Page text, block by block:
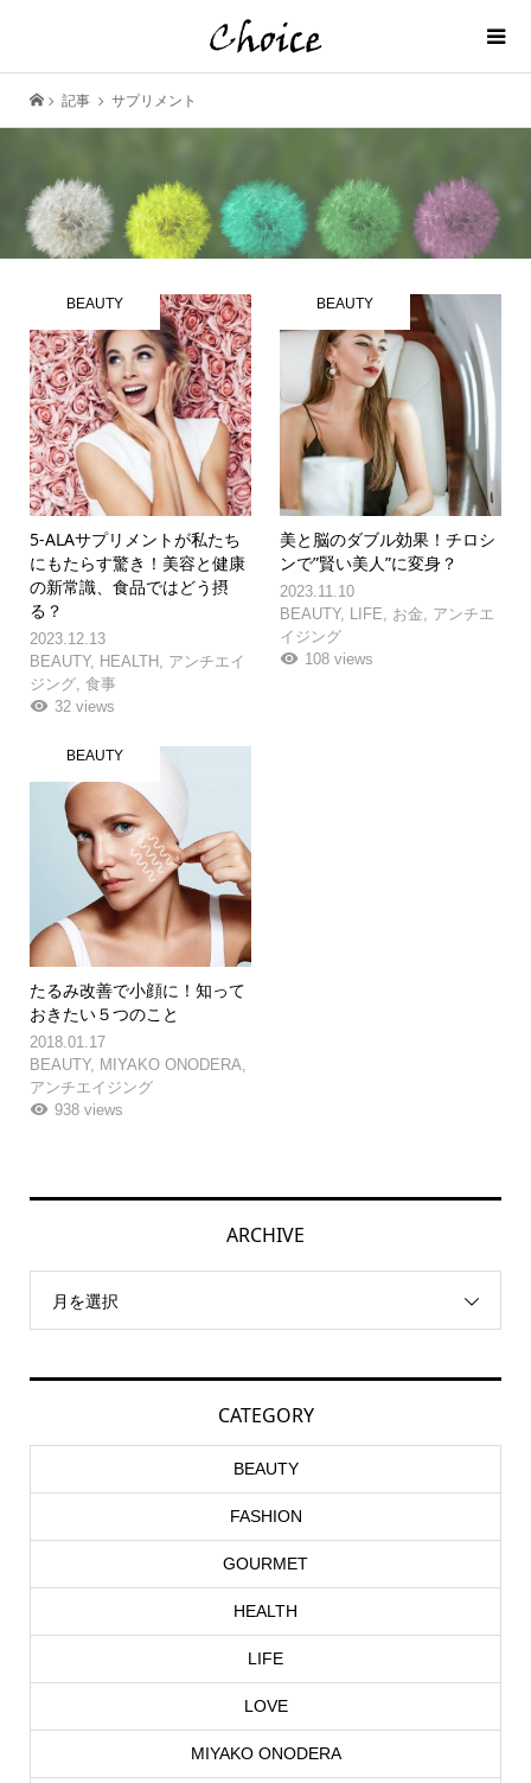
記事 サプリメント
BEAUTY
5-ALAサプリメントが私たち
にもたらす驚き！美容と健康
の新常識、食品ではどう摂
る？
2023.12.13
BEAUTY, HEALTH, アンチエイ
ジング, 食事
32 views
BEAUTY
美と脳のダブル効果！チロシ
ンで”賢い美人”に変身？
2023.11.10
BEAUTY, LIFE お金
アンチエ
イジング
108 views
BEAUTY
たるみ改善で小顔に！知って
おきたい５つのこと
2018.01.17
BEAUTY, MIYAKO ONODERA,
アンチエイジング
938 views
ARCHIVE
月を選択
CATEGORY
BEAUTY
FASHION
GOURMET
HEALTH
LIFE
LOVE
MIYAKO ONODERA